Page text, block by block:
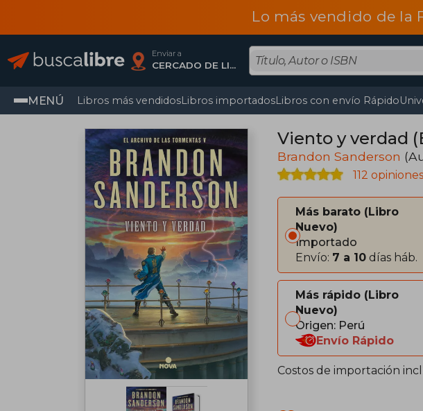
Lo más vendido de la
Enviar a
CERCADO DE LIMA, Lima
MENÚ Libros más vendidosLibros importadosLibros con envío Rápido
Viento y verdad
Brandon Sanderson
112 opiniones
Más barato
Libro
Nuevo
Importado
Envío: 7 a 10 días háb.
Más rápido
Libro
Nuevo
Origen: Perú
Envío Rápido
Costos de importación